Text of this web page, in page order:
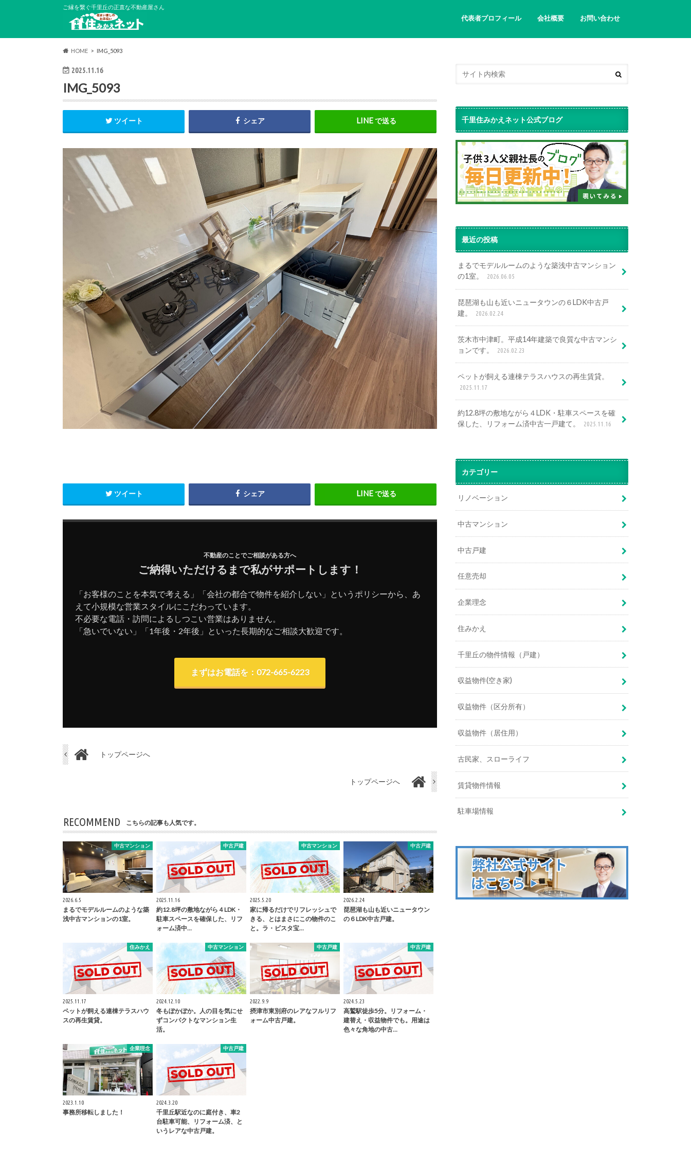
ご縁を繋ぐ千里丘の正直な不動産屋さん
代表者プロフィール 会社概要 お問い合わせ
HOME IMG_5093
2025.11.16
IMG_5093
ツイート シェア で送る
ツイート シェア で送る
不動産のことでご相談がある方へ
ご納得いただけるまで私がサポートします！
「お客様のことを本気で考える」「会社の都合で物件を紹介しない」というポリシーから、あ
えて小規模な営業スタイルにこだわっています。
不必要な電話・訪問によるしつこい営業はありません。
「急いでいない」「1年後・2年後」といった長期的なご相談大歓迎です。
まずはお電話を：072-665-6223
トップページへ
トップページへ
RECOMMEND こちらの記事も人気です。
中古マンション
2026.6.5
まるでモデルルームのような築
浅中古マンションの1室。
中古戸建
2025.11.16
約12.8坪の敷地ながら４LDK・
駐車スペースを確保した、リフ
ォーム済中…
中古マンション
2025.5.20
家に帰るだけでリフレッシュで
きる、とはまさにこの物件のこ
と。ラ・ビスタ宝…
中古戸建
2026.2.24
琵琶湖も山も近いニュータウン
の６LDK中古戸建。
住みかえ
2025.11.17
ペットが飼える連棟テラスハウ
スの再生賃貸。
中古マンション
2024.12.10
冬もぽかぽか。人の目を気にせ
ずコンパクトなマンション生
活。
中古戸建
2022.9.9
摂津市東別府のレアなフルリフ
ォーム中古戸建。
中古戸建
2024.5.23
高鷲駅徒歩5分。リフォーム・
建替え・収益物件でも。用途は
色々な角地の中古…
企業理念
2023.1.10
事務所移転しました！
中古戸建
2024.3.20
千里丘駅近なのに庭付き、車2
台駐車可能、リフォーム済、と
いうレアな中古戸建。
千里住みかえネット公式ブログ
最近の投稿
まるでモデルルームのような築浅中古マンション
の1室。
2026.06.05
琵琶湖も山も近いニュータウンの６LDK中古戸
建。
2026.02.24
茨木市中津町。平成14年建築で良質な中古マンシ
ョンです。
2026.02.23
ペットが飼える連棟テラスハウスの再生賃貸。
2025.11.17
約12.8坪の敷地ながら４LDK・駐車スペースを確
保した、リフォーム済中古一戸建て。
2025.11.16
カテゴリー
リノベーション
中古マンション
中古戸建
任意売却
企業理念
住みかえ
千里丘の物件情報（戸建）
収益物件(空き家)
収益物件（区分所有）
収益物件（居住用）
古民家、スローライフ
賃貸物件情報
駐車場情報